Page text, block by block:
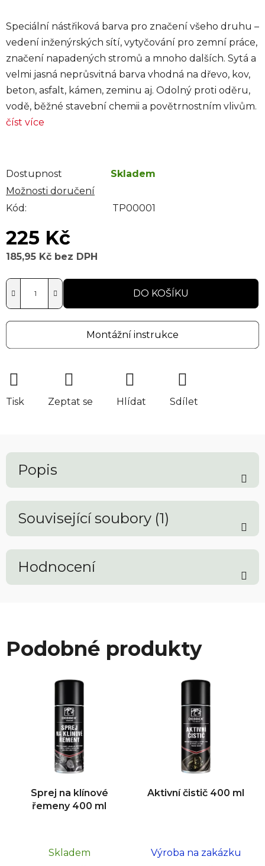
Speciální nástřiková barva pro značení všeho druhu –
vedení inženýrských sítí, vytyčování pro zemní práce,
značení napadených stromů a mnoho dalších. Sytá a
velmi jasná neprůsvitná barva vhodná na dřevo, kov,
beton, asfalt, kámen, zeminu aj. Odolný proti oděru,
vodě, běžné stavební chemii a povětrnostním vlivům.
číst více
Dostupnost
Skladem
Možnosti doručení
Kód:
TP00001
225 Kč
185,95 Kč bez DPH
DO KOŠÍKU
Montážní instrukce
Tisk Zeptat se Hlídat Sdílet
Popis
Související soubory (1)
Hodnocení
Podobné produkty
Sprej na klínové
řemeny 400 ml
Skladem
Aktivní čistič 400 ml
Výroba na zakázku